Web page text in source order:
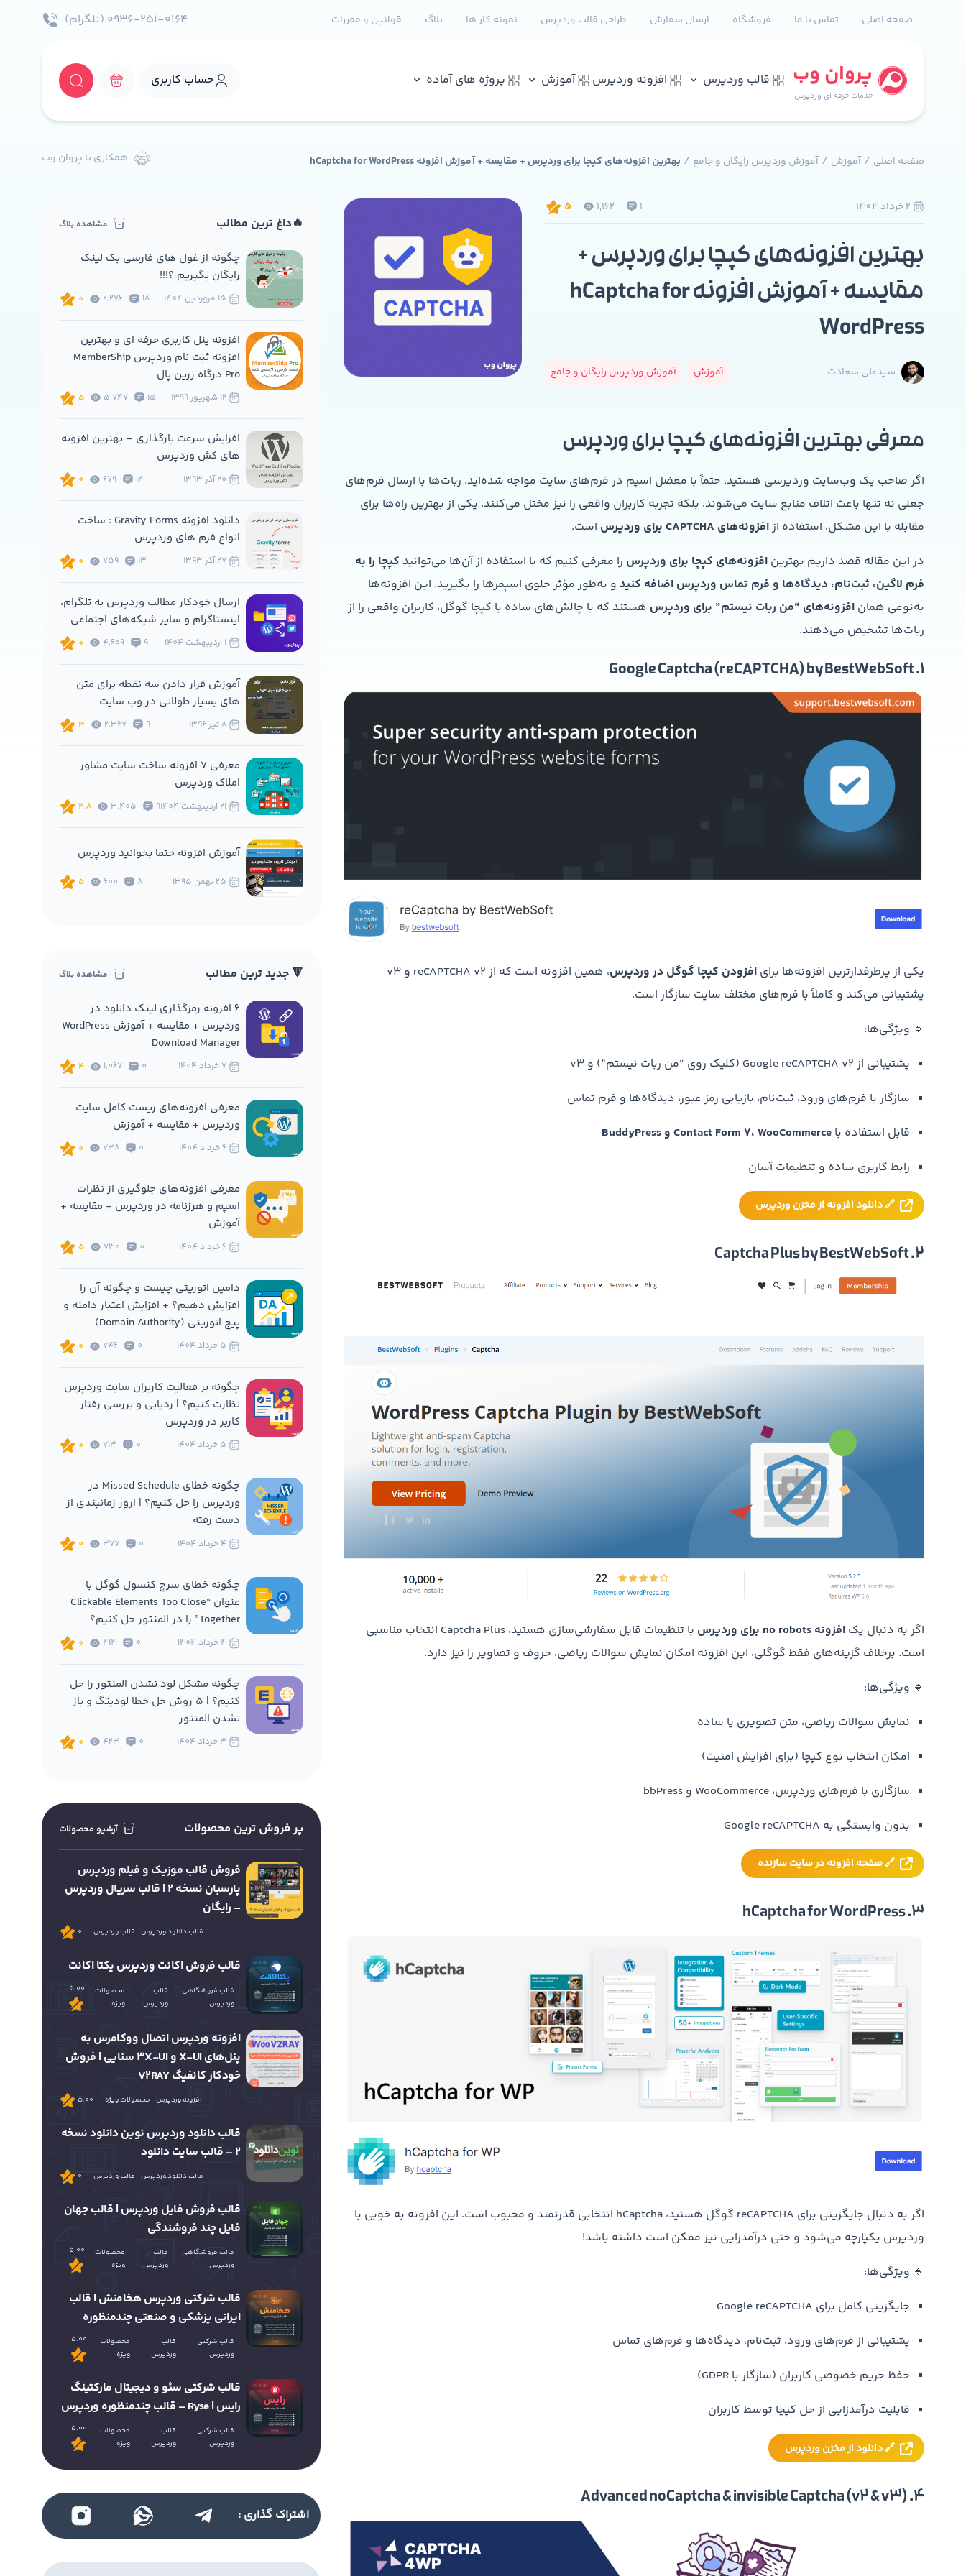
صفحه اصلی تماس با ما فروشگاه ارسال سفارش طراحی قالب وردپرس نمونه کار ها بلاگ قوانین و مقررات ۰۹۳۶-۲۵۱-۰۱۶۴ (تلگرام)
پروان وب
خدمات حرفه ای وردپرس
قالب وردپرس افزونه وردپرس آموزش پروژه های آماده حساب کاربری
صفحه اصلی / آموزش / آموزش وردپرس رایگان و جامع / بهترین افزونه‌های کپچا برای وردپرس + مقایسه + آموزش افزونه hCaptcha for WordPress همکاری با پروان وب
1
1,162
5
بهترین افزونه‌های کپچا برای وردپرس +
مقایسه + آموزش افزونه hCaptcha for
WordPress
سیدعلی سعادت آموزش آموزش وردپرس رایگان و جامع
معرفی بهترین افزونه‌های کپچا برای وردپرس
اگر صاحب یک وب‌سایت وردپرسی هستید، حتماً با معضل اسپم در فرم‌های سایت مواجه شده‌اید. ربات‌ها با ارسال فرم‌های
جعلی نه تنها باعث اتلاف منابع سایت می‌شوند، بلکه تجربه کاربران واقعی را نیز مختل می‌کنند. یکی از بهترین راه‌ها برای
مقابله با این مشکل، استفاده ازافزونه‌های CAPTCHA برای وردپرس
است.
در این مقاله قصد داریم بهترین افزونه‌های کپچا برای وردپرس را معرفی کنیم که با استفاده از آن‌ها می‌توانید کپچا را به
فرم لاگین، ثبت‌نام، دیدگاه‌ها و فرم تماس وردپرس اضافه کنید و به‌طور مؤثر جلوی اسپمرها را بگیرید. این افزونه‌ها
به‌نوعی همان افزونه‌های “من ربات نیستم” برای وردپرس هستند که با چالش‌های ساده یا کپچا گوگل، کاربران واقعی را از
ربات‌ها تشخیص می‌دهند.
1. Google Captcha (reCAPTCHA) by BestWebSoft
یکی از پرطرفدارترین افزونه‌ها برای افزودن کپچا گوگل در وردپرس
، همین افزونه است که از reCAPTCHA v2 و v3
پشتیبانی می‌کند و کاملاً با فرم‌های مختلف سایت سازگار است.
🔹 ویژگی‌ها:
پشتیبانی از Google reCAPTCHA v2 (کلیک روی “من ربات نیستم”) و v3
سازگار با فرم‌های ورود، ثبت‌نام، بازیابی رمز عبور، دیدگاه‌ها و فرم تماس
قابل استفاده با Contact Form 7، WooCommerce و BuddyPress
رابط کاربری ساده و تنظیمات آسان
🔗 دانلود افزونه از مخزن وردپرس
2. Captcha Plus by BestWebSoft
اگر به دنبال یک افزونه no robots برای وردپرس
با تنظیمات قابل سفارشی‌سازی هستید، Captcha Plus انتخاب مناسبی
است. برخلاف گزینه‌های فقط گوگلی، این افزونه امکان نمایش سوالات ریاضی، حروف و تصاویر را نیز دارد.
🔹 ویژگی‌ها:
نمایش سوالات ریاضی، متن تصویری یا ساده
امکان انتخاب نوع کپچا (برای افزایش امنیت)
سازگاری با فرم‌های وردپرس، WooCommerce و bbPress
بدون وابستگی به Google reCAPTCHA
🔗 صفحه افزونه در سایت سازنده
3. hCaptcha for WordPress
اگر به دنبال جایگزینی برای reCAPTCHA گوگل هستید، hCaptcha انتخابی قدرتمند و محبوب است. این افزونه به خوبی با
وردپرس یکپارچه می‌شود و حتی درآمدزایی نیز ممکن است داشته باشد!
🔹 ویژگی‌ها:
جایگزینی کامل برای Google reCAPTCHA
پشتیبانی از فرم‌های ورود، ثبت‌نام، دیدگاه‌ها و فرم‌های تماس
حفظ حریم خصوصی کاربران (سازگار با GDPR)
قابلیت درآمدزایی از حل کپچا توسط کاربران
🔗 دانلود از مخزن وردپرس
4. Advanced noCaptcha & invisible Captcha (v2 & v3)
🔥داغ ترین مطالب مشاهده بلاگ
چگونه از غول های فارسی بک لینک
رایگان بگیریم ؟!!!
18
2,276
0
افزونه پنل کاربری حرفه ای و بهترین
افزونه ثبت نام وردپرس MemberShip
Pro درگاه زرین پال
15
5,747
5
افزایش سرعت بارگذاری – بهترین افزونه
های کش وردپرس
14
679
0
دانلود افزونه Gravity Forms : ساخت
انواع فرم های وردپرس
13
759
0
ارسال خودکار مطالب وردپرس به تلگرام،
اینستاگرام و سایر شبکه‌های اجتماعی
9
4,609
0
آموزش قرار دادن سه نقطه برای متن
های بسیار طولانی در وب سایت
9
2,367
3
معرفی 7 افزونه ساخت سایت مشاور
املاک وردپرس
9
3,405
4.8
آموزش افزونه حتما بخوانید وردپرس
8
600
5
🔻 جدید ترین مطالب مشاهده بلاگ
6 افزونه‌ رمزگذاری لینک دانلود در
وردپرس + مقایسه + آموزش WordPress
Download Manager
0
1,067
4
معرفی افزونه‌های ریست کامل سایت
وردپرس + مقایسه + آموزش
0
738
0
معرفی افزونه‌های جلوگیری از نظرات
اسپم و هرزنامه در وردپرس + مقایسه +
آموزش
0
730
5
دامین اتوریتی چیست و چگونه آن را
افزایش دهیم؟ + افزایش اعتبار دامنه و
پیج اتوریتی (Domain Authority)
0
746
0
چگونه بر فعالیت کاربران سایت وردپرس
نظارت کنیم؟ | ردیابی و بررسی رفتار
کاربر در وردپرس
0
713
0
چگونه خطای Missed Schedule در
وردپرس را حل کنیم؟ | ارور زمانبندی از
دست رفته
0
377
0
چگونه خطای سرچ کنسول گوگل با
عنوان “Clickable Elements Too Close
Together” را در المنتور حل کنیم؟
0
414
0
چگونه مشکل لود نشدن المنتور را حل
کنیم؟ | 5 روش حل خطا لودینگ و باز
نشدن المنتور
0
423
0
پر فروش ترین محصولات آرشیو محصولات
فروش قالب موزیک و فیلم وردپرس
پارسبان نسخه 2 | قالب سریال وردپرس
– رایگان
قالب دانلود وردپرس قالب وردپرس 0
قالب فروش اکانت وردپرس یکتا اکانت
قالب فروشگاهی
وردپرس
قالب
وردپرس
محصولات
ویژه
5.00
افزونه وردپرس اتصال ووکامرس به
پنل‌های X-UI و 3X-UI سنایی | فروش
خودکار کانفیگ V2RAY
افزونه وردپرس محصولات ویژه 5.00
قالب دانلود وردپرس نوین دانلود نسخه
2 – قالب سایت دانلود
قالب دانلود وردپرس قالب وردپرس 0
قالب فروش فایل وردپرس | قالب جهان
فایل چند فروشندگی
قالب فروشگاهی
وردپرس
قالب
وردپرس
محصولات
ویژه
5.00
قالب شرکتی وردپرس هخامنش | قالب
ایرانی پزشکی و صنعتی چندمنظوره
قالب شرکتی
وردپرس
قالب
وردپرس
محصولات
ویژه
5.00
قالب شرکتی سئو و دیجیتال مارکتینگ
رایس | Ryse – قالب چندمنظوره وردپرس
قالب شرکتی
وردپرس
قالب
وردپرس
محصولات
ویژه
5.00
اشتراک گذاری :